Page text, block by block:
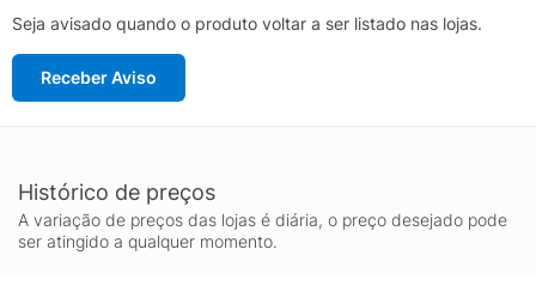
Seja avisado quando o produto voltar a ser listado nas lojas.
Receber Aviso
Histórico de preços
A variação de preços das lojas é diária, o preço desejado pode
ser atingido a qualquer momento.